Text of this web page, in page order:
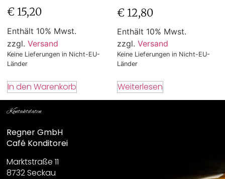
€ 15,20
Enthält 10% Mwst.
zzgl. Versand
Keine Lieferungen in Nicht-EU-
Länder
In den Warenkorb
€ 12,80
Enthält 10% Mwst.
zzgl. Versand
Keine Lieferungen in Nicht-EU-
Länder
Weiterlesen
Kontaktdaten
Regner GmbH
Café Konditorei
Marktstraße 11
8732 Seckau